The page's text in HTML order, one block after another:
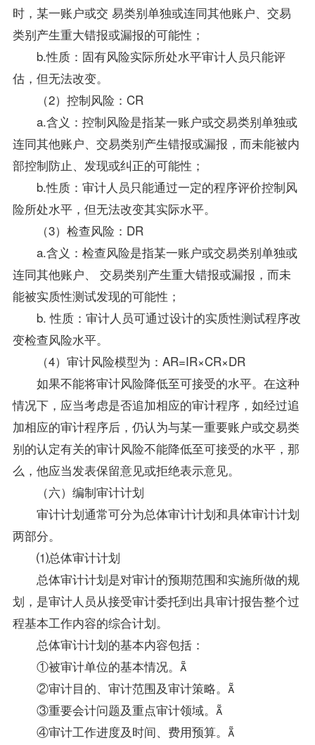
时，某一账户或交 易类别单独或连同其他账户、交易
类别产生重大错报或漏报的可能性；
b.性质：固有风险实际所处水平审计人员只能评
估，但无法改变。
（2）控制风险：CR
a.含义：控制风险是指某一账户或交易类别单独或
连同其他账户、交易类别产生错报或漏报，而未能被内
部控制防止、发现或纠正的可能性；
b.性质：审计人员只能通过一定的程序评价控制风
险所处水平，但无法改变其实际水平。
（3）检查风险：DR
a.含义：检查风险是指某一账户或交易类别单独或
连同其他账户、 交易类别产生重大错报或漏报，而未
能被实质性测试发现的可能性；
b. 性质：审计人员可通过设计的实质性测试程序改
变检查风险水平。
（4）审计风险模型为：AR=IR×CR×DR
如果不能将审计风险降低至可接受的水平。在这种
情况下，应当考虑是否追加相应的审计程序，如经过追
加相应的审计程序后，仍认为与某一重要账户或交易类
别的认定有关的审计风险不能降低至可接受的水平，那
么，他应当发表保留意见或拒绝表示意见。
（六）编制审计计划
审计计划通常可分为总体审计计划和具体审计计划
两部分。
⑴总体审计计划
总体审计计划是对审计的预期范围和实施所做的规
划，是审计人员从接受审计委托到出具审计报告整个过
程基本工作内容的综合计划。
总体审计计划的基本内容包括：
①被审计单位的基本情况。
②审计目的、审计范围及审计策略。
③重要会计问题及重点审计领域。
④审计工作进度及时间、费用预算。